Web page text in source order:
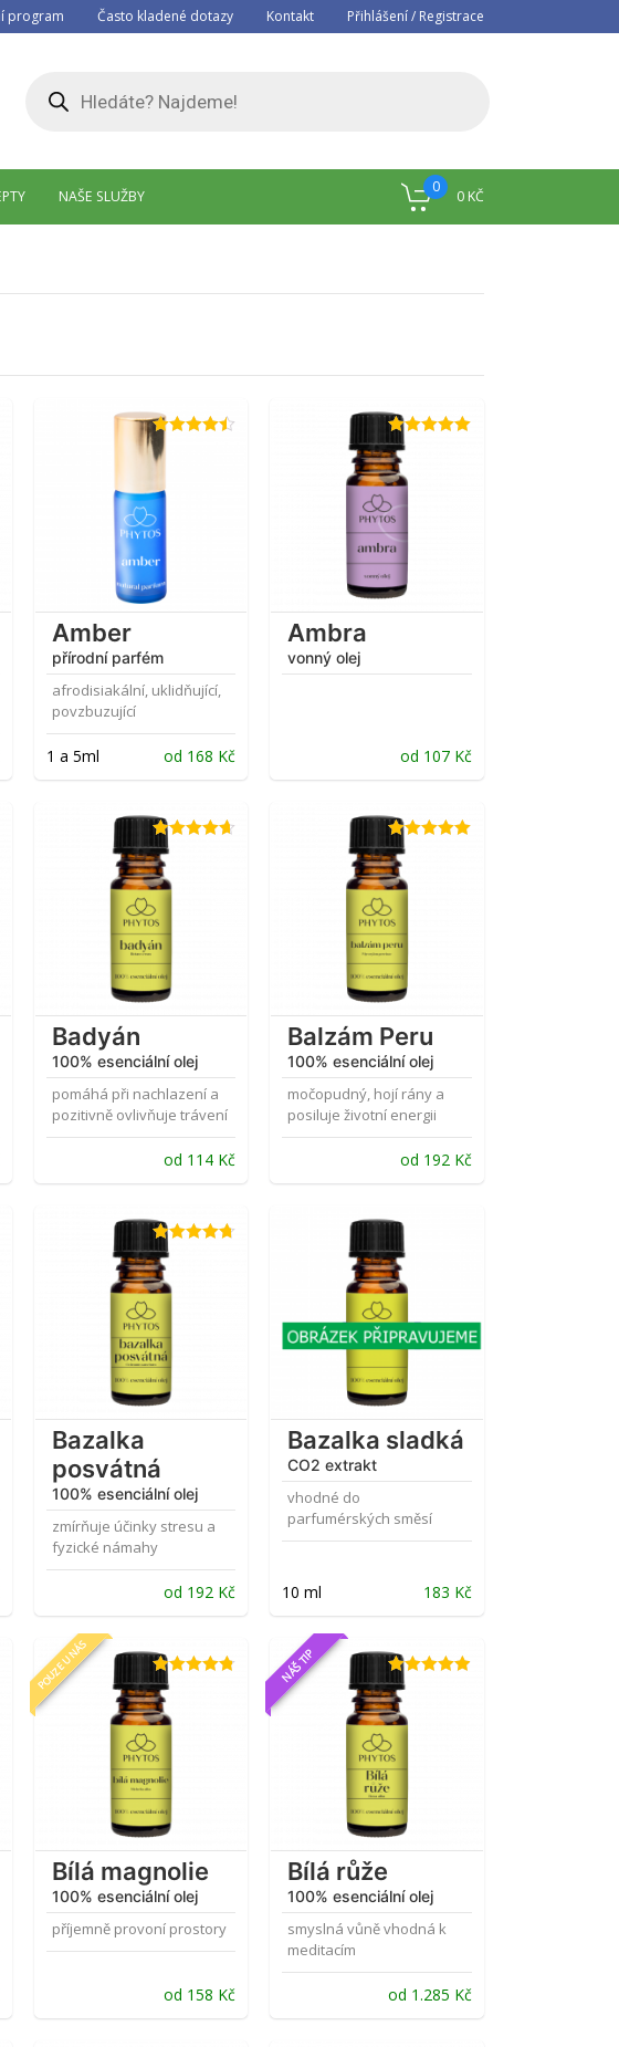
program Často kladené dotazy Kontakt Přihlášení / Registrace
search
NAŠE SLUŽBY
0
0 KČ
Amber
přírodní parfém
afrodisiakální, uklidňující,
povzbuzující
1 a 5ml
Hodnocení
4.44
od 168 Kč
Ambra
vonný olej
Hodnocení
5.00
od 107 Kč
Badyán
100% esenciální olej
pomáhá při nachlazení a
pozitivně ovlivňuje trávení
Hodnocení
4.66
od 114 Kč
Balzám Peru
100% esenciální olej
močopudný, hojí rány a
posiluje životní energii
Hodnocení
4.92
od 192 Kč
Bazalka
posvátná
100% esenciální olej
zmírňuje účinky stresu a
fyzické námahy
Hodnocení
4.69
od 192 Kč
Bazalka sladká
CO2 extrakt
vhodné do
parfumérských směsí
10 ml 183 Kč
POUZE U NÁS
Bílá magnolie
100% esenciální olej
příjemně provoní prostory
Hodnocení
4.78
od 158 Kč
NÁŠ TIP
Bílá růže
100% esenciální olej
smyslná vůně vhodná k
meditacím
Hodnocení
4.88
od 1.285 Kč